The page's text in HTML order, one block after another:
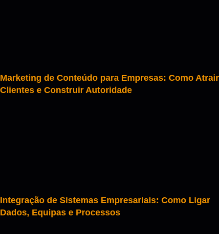
Marketing de Conteúdo para Empresas: Como Atrair
Clientes e Construir Autoridade
Integração de Sistemas Empresariais: Como Ligar
Dados, Equipas e Processos